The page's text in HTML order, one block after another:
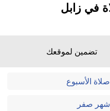
في زابل
تضمين لموقعك
صلاة الأسبوع
شهر صفر